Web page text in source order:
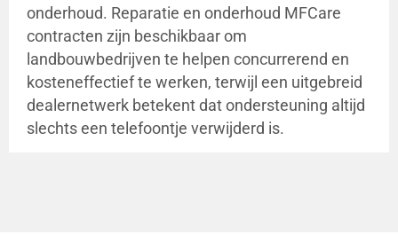
onderhoud. Reparatie en onderhoud MFCare
contracten zijn beschikbaar om
landbouwbedrijven te helpen concurrerend en
kosteneffectief te werken, terwijl een uitgebreid
dealernetwerk betekent dat ondersteuning altijd
slechts een telefoontje verwijderd is.